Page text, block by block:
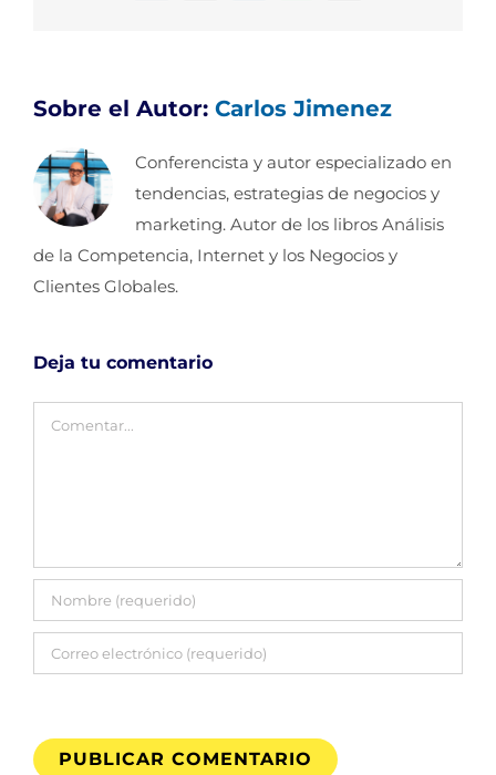
Sobre el Autor: Carlos Jimenez
Conferencista y autor especializado en
tendencias, estrategias de negocios y
marketing. Autor de los libros Análisis
de la Competencia, Internet y los Negocios y
Clientes Globales.
Deja tu comentario
Comentar